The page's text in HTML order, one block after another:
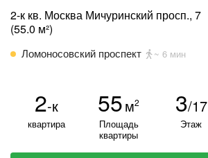
2-к кв. Москва Мичуринский просп., 7
(55.0 м²)
Ломоносовский проспект ~ 6 мин
2-к
квартира
55м2
Площадь
квартиры
3/17
Этаж